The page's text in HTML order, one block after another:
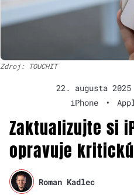
Zdroj: TOUCHIT
22. augusta 2025
iPhone
•
Zaktualizujte si
opravuje
Roman Kadlec